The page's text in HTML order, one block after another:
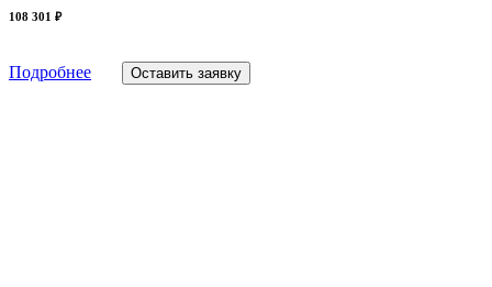
108 301 ₽
Подробнее Оставить заявку